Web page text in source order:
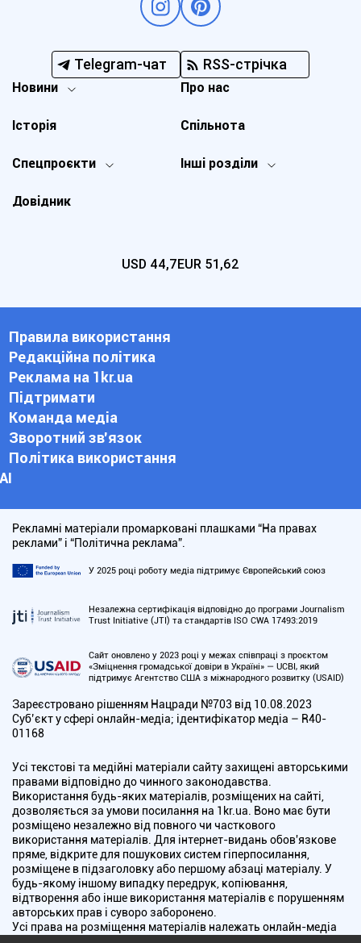
Telegram-чат RSS-стрічка
Новини
Спецпроєкти Інші розділи
Історія
Про нас
Довідник
Спільнота
USD 44,7EUR 51,62
Правила використання
Редакційна політика
Реклама на 1kr.ua
Підтримати
Команда медіа
Зворотний зв'язок
Політика використання
АІ
Рекламні матеріали промарковані плашками “На правах
реклами” і “Політична реклама”.
У 2025 році роботу медіа підтримує Європейський союз
Незалежна сертифікація відповідно до програми Journalism
Trust Initiative (JTI) та стандартів ISO CWA 17493:2019
Сайт оновлено у 2023 році у межах співпраці з проєктом
«Зміцнення громадської довіри в Україні» — UCBI, який
підтримує Агентство США з міжнародного розвитку (USAID)
Зареєстровано рішенням Нацради №703 від 10.08.2023
Cуб’єкт у сфері онлайн-медіа; ідентифікатор медіа – R40-
01168
Усі текстові та медійні матеріали сайту захищені авторськими
правами відповідно до чинного законодавства.
Використання будь-яких матеріалів, розміщених на сайті,
дозволяється за умови посилання на 1kr.ua. Воно має бути
розміщено незалежно від повного чи часткового
використання матеріалів. Для інтернет-видань обов'язкове
пряме, відкрите для пошукових систем гіперпосилання,
розміщене в підзаголовку або першому абзаці матеріалу. У
будь-якому іншому випадку передрук, копіювання,
відтворення або інше використання матеріалів є порушенням
авторських прав і суворо заборонено.
Усі права на розміщення матеріалів належать онлайн-медіа